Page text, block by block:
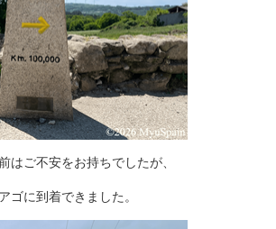
はご不安をお持ちでしたが、
ゴに到着できました。